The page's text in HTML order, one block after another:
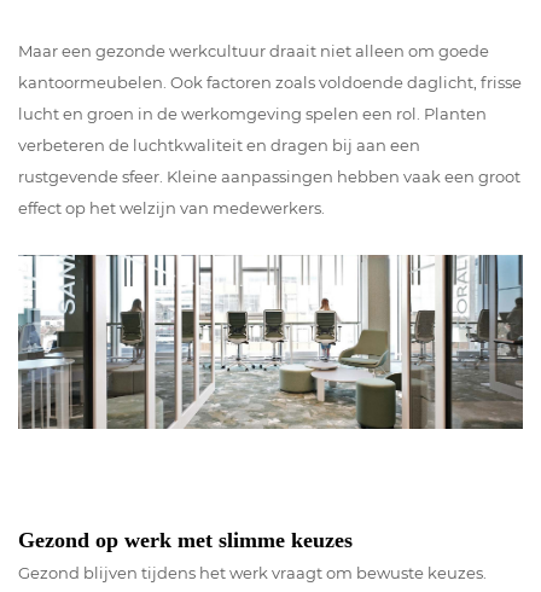
Maar een gezonde werkcultuur draait niet alleen om goede
kantoormeubelen. Ook factoren zoals voldoende daglicht, frisse
lucht en groen in de werkomgeving spelen een rol. Planten
verbeteren de luchtkwaliteit en dragen bij aan een
rustgevende sfeer. Kleine aanpassingen hebben vaak een groot
effect op het welzijn van medewerkers.
Gezond op werk met slimme keuzes
Gezond blijven tijdens het werk vraagt om bewuste keuzes.